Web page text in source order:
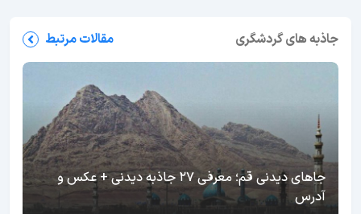
جاذبه های گردشگری مقالات مرتبط
جاهای دیدنی قم؛ معرفی 27 جاذبه دیدنی + عکس و
آدرس